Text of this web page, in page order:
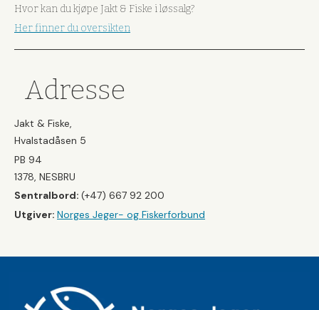
Hvor kan du kjøpe Jakt & Fiske i løssalg?
Her finner du oversikten
Adresse
Jakt & Fiske,
Hvalstadåsen 5
PB 94
1378, NESBRU
Sentralbord: (+47) 667 92 200
Utgiver: Norges Jeger- og Fiskerforbund